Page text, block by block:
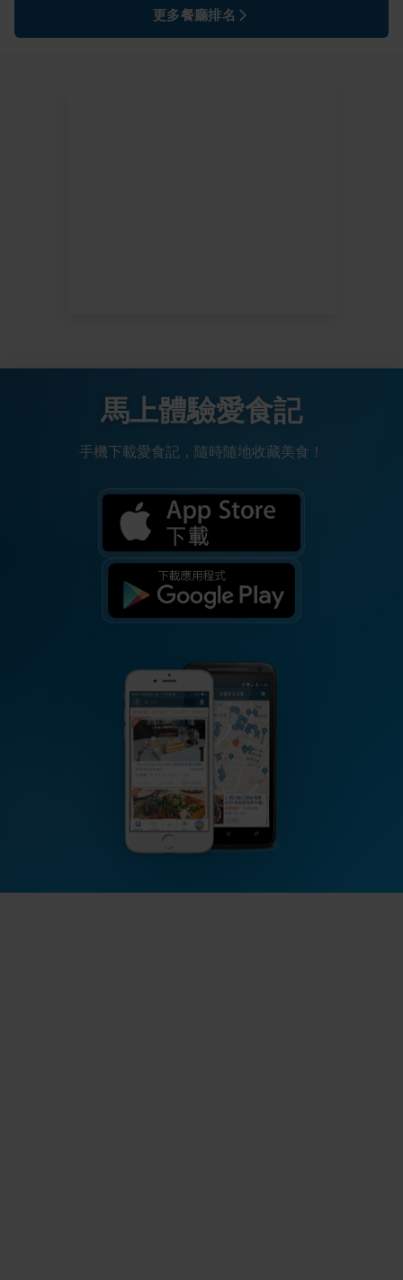
更多餐廳排名
馬上體驗愛食記
手機下載愛食記，隨時隨地收藏美食！